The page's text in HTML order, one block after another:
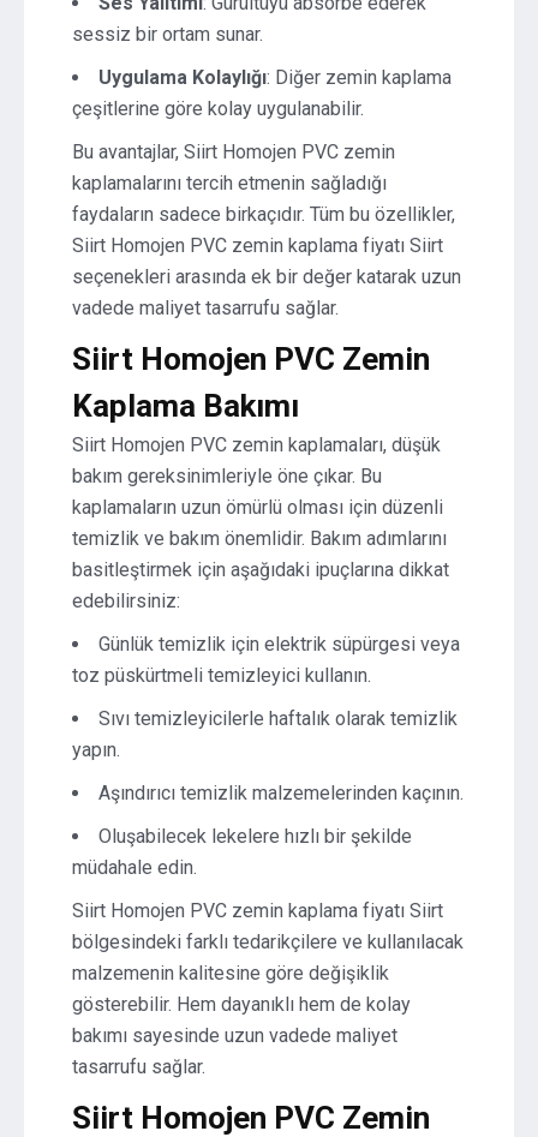
sessiz bir ortam sunar.
Uygulama Kolaylığı: Diğer zemin kaplama
çeşitlerine göre kolay uygulanabilir.
Bu avantajlar, Siirt Homojen PVC zemin
kaplamalarını tercih etmenin sağladığı
faydaların sadece birkaçıdır. Tüm bu özellikler,
Siirt Homojen PVC zemin kaplama fiyatı Siirt
seçenekleri arasında ek bir değer katarak uzun
vadede maliyet tasarrufu sağlar.
Siirt Homojen PVC Zemin
Kaplama Bakımı
Siirt Homojen PVC zemin kaplamaları, düşük
bakım gereksinimleriyle öne çıkar. Bu
kaplamaların uzun ömürlü olması için düzenli
temizlik ve bakım önemlidir. Bakım adımlarını
basitleştirmek için aşağıdaki ipuçlarına dikkat
edebilirsiniz:
Günlük temizlik için elektrik süpürgesi veya
toz püskürtmeli temizleyici kullanın.
Sıvı temizleyicilerle haftalık olarak temizlik
yapın.
Aşındırıcı temizlik malzemelerinden kaçının.
Oluşabilecek lekelere hızlı bir şekilde
müdahale edin.
Siirt Homojen PVC zemin kaplama fiyatı Siirt
bölgesindeki farklı tedarikçilere ve kullanılacak
malzemenin kalitesine göre değişiklik
gösterebilir. Hem dayanıklı hem de kolay
bakımı sayesinde uzun vadede maliyet
tasarrufu sağlar.
Siirt Homojen PVC Zemin